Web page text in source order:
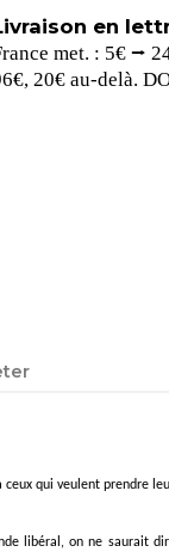
en
met. : 5€ ⭢
20€ au-delà.
ceux qui veulent prendre
libéral, on ne saurait